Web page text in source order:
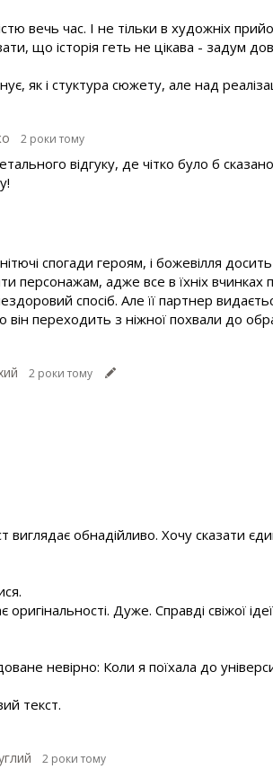
вечь час. І не тільки в художніх
що історія геть не цікава - задум
як і стуктура сюжету, але над
2 роки тому
відгуку, де чітко було б
спогади героям, і божевілля
персонажам, адже все в їхніх вчинках
спосіб. Але її партнер
переходить з ніжної похвали до
2 роки тому
виглядає обнадійливо. Хочу сказати
Дуже. Справді свіжої
невірно: Коли я поїхала до
текст.
2 роки тому